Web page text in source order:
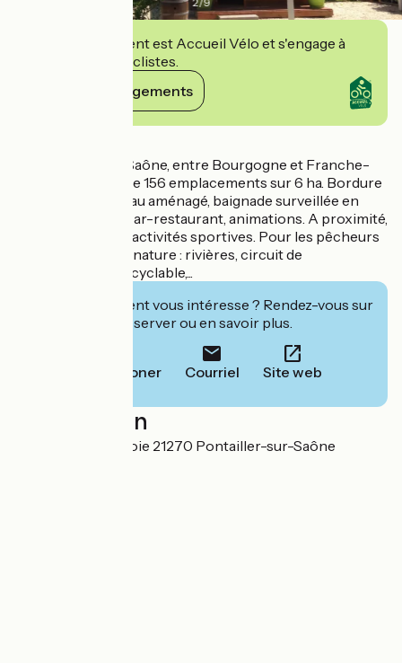
Cet établissement est Accueil Vélo et s'engage à
accueillir des cyclistes.
Voir ses engagements
A Pontailler-sur-Saône, entre Bourgogne et Franche-
Comté, camping de 156 emplacements sur 6 ha. Bordure
de Saône, plan d'eau aménagé, baignade surveillée en
juillet et en août. Bar-restaurant, animations. A proximité,
tous commerces, activités sportives. Pour les pêcheurs
et amoureux de la nature : rivières, circuit de
randonnées, voie cyclable,...
Cet établissement vous intéresse ? Rendez-vous sur
leur site pour réserver ou en savoir plus.
Téléphoner Courriel Site web
Localisation
46, rue de la Chanoie 21270 Pontailler-sur-Saône